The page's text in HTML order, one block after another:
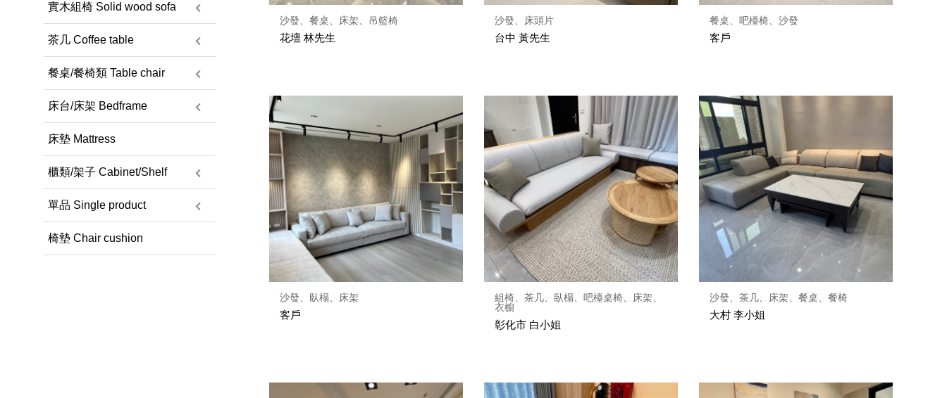
實木組椅 Solid wood sofa
茶几 Coffee table
餐桌/餐椅類 Table chair
床台/床架 Bedframe
床墊 Mattress
櫃類/架子 Cabinet/Shelf
單品 Single product
椅墊 Chair cushion
沙發、餐桌、床架、吊籃椅
花壇 林先生
沙發、床頭片
台中 黃先生
餐桌、吧檯椅、沙發
客戶
沙發、臥榻、床架
客戶
組椅、茶几、臥榻、吧檯桌椅、床架、
衣櫥
彰化市 白小姐
沙發、茶几、床架、餐桌、餐椅
大村 李小姐